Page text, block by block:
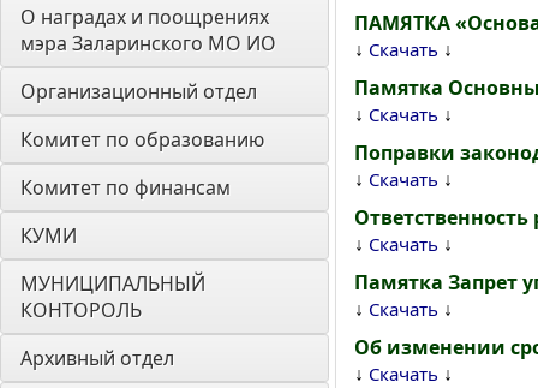
О наградах и поощрениях
мэра Заларинского МО ИО
Организационный отдел
Комитет по образованию
Комитет по финансам
КУМИ
МУНИЦИПАЛЬНЫЙ
КОНТОРОЛЬ
Архивный отдел
ПАМЯТКА
↓ Скачать ↓
Памятка
↓ Скачать ↓
Поправки
↓ Скачать ↓
↓ Скачать ↓
Памятка Запрет
↓ Скачать ↓
Об изменении
↓ Скачать ↓